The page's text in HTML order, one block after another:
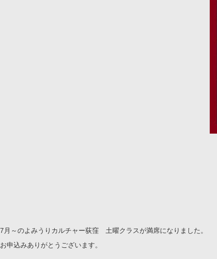
7月～のよみうりカルチャー荻窪 土曜クラスが満席になりました。
お申込みありがとうございます。